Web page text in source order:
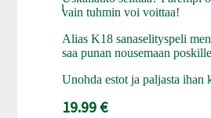
ja teksteinvain tuhmin voi voittaa!
Alias K18 sanaselityspeli
saa punan nousemaan
Unohda estot ja paljasta ihan
19.99 €